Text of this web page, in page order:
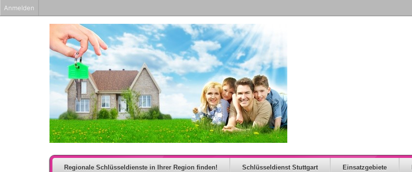
Regionale Schlüsseldienste in Ihrer Region finden! Schlüsseldienst Stuttgart Einsatzgebiete
Anmelden